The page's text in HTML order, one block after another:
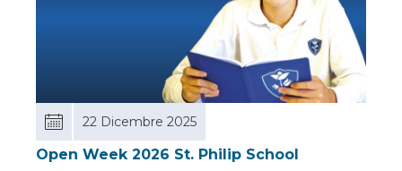
22 Dicembre 2025
Open Week 2026 St. Philip School